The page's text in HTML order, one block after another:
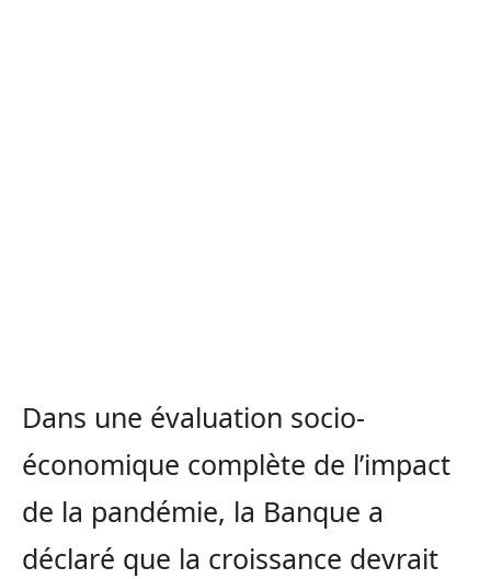
Dans une évaluation socio-
économique complète de l’impact
de la pandémie, la Banque a
déclaré que la croissance devrait